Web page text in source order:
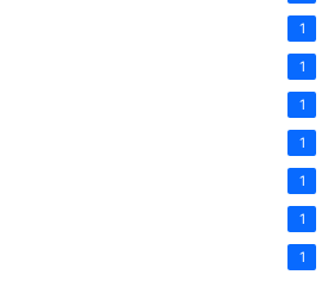
1
1
1
1
1
1
1